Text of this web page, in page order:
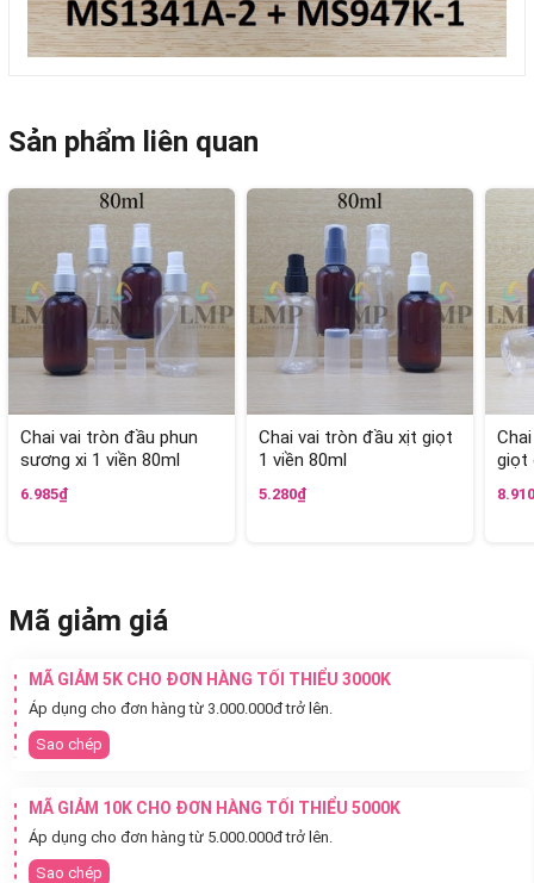
Sản phẩm liên quan
Chai vai tròn đầu phun
sương xi 1 viền 80ml
6.985₫
Chai vai tròn đầu xịt giọt
1 viền 80ml
5.280₫
giọt
Mã giảm giá
MÃ GIẢM 5K CHO ĐƠN HÀNG TỐI THIỂU 3000K
Áp dụng cho đơn hàng từ 3.000.000đ trở lên.
Sao chép
MÃ GIẢM 10K CHO ĐƠN HÀNG TỐI THIỂU 5000K
Áp dụng cho đơn hàng từ 5.000.000đ trở lên.
Sao chép